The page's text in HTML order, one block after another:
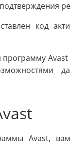
код
программу
Avast,